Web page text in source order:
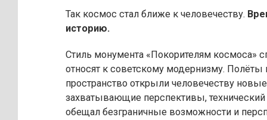
Так космос стал ближе к человечеству.
историю.
Стиль монумента «Покорителям космоса»
относят к советскому модернизму. Полёты
пространство открыли человечеству новые
захватывающие перспективы, технический
обещал безграничные возможности и